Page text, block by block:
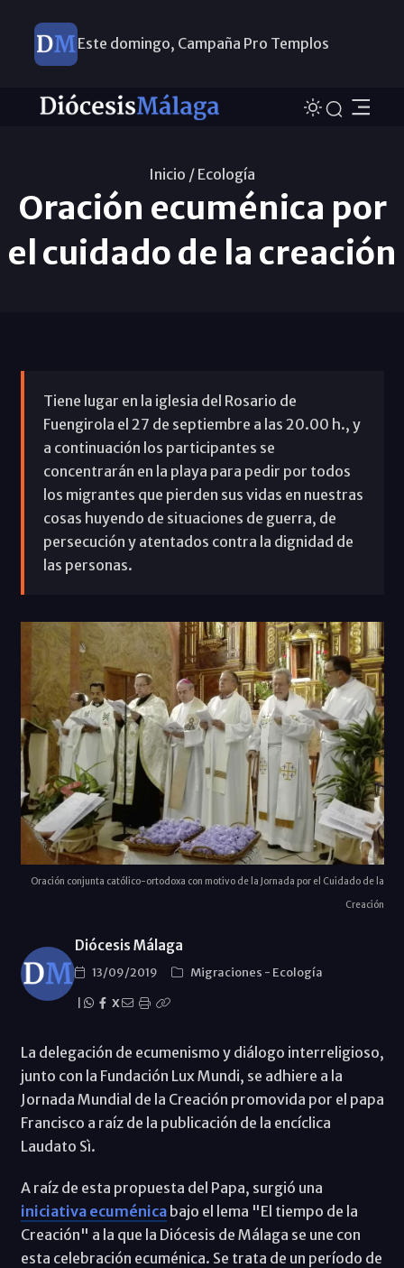
Este domingo, Campaña Pro Templos
Inicio / Ecología
Oración ecuménica por
el cuidado de la creación
Tiene lugar en la iglesia del Rosario de
Fuengirola el 27 de septiembre a las 20.00 h., y
a continuación los participantes se
concentrarán en la playa para pedir por todos
los migrantes que pierden sus vidas en nuestras
cosas huyendo de situaciones de guerra, de
persecución y atentados contra la dignidad de
las personas.
Oración conjunta católico-ortodoxa con motivo de la Jornada por el Cuidado de la
Creación
Diócesis Málaga
13/09/2019 Migraciones - Ecología
X
La delegación de ecumenismo y diálogo interreligioso,
junto con la Fundación Lux Mundi, se adhiere a la
Jornada Mundial de la Creación promovida por el papa
Francisco a raíz de la publicación de la encíclica
Laudato Sì.
A raíz de esta propuesta del Papa, surgió una
iniciativa ecuménicabajo el lema "El tiempo de la
Creación" a la que la Diócesis de Málaga se une con
esta celebración ecuménica. Se trata de un período de